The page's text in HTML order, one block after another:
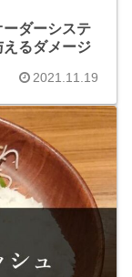
ダーシステ
るダメージ
2021.11.19